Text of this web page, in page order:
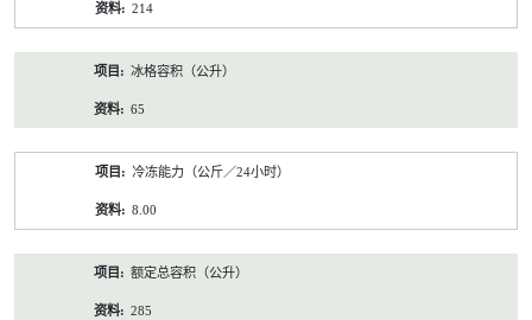
214
冰格容积（公升）
65
冷冻能力（公斤／24小时）
8.00
额定总容积（公升）
285